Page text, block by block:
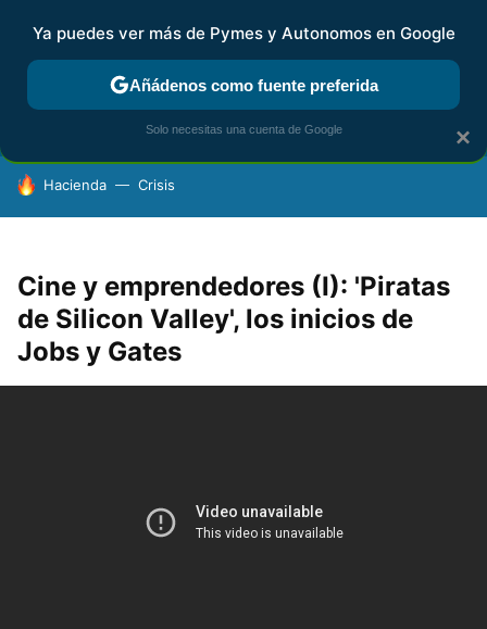
FISCALIDAD Y CONTABILIDAD KIT DIGITAL RENTA
HOY SE HABLA DE
Hacienda Crisis
Cine y emprendedores (I): 'Piratas
de Silicon Valley', los inicios de
Jobs y Gates
×
Ya puedes ver más de Pymes y Autonomos en Google
Añádenos como fuente preferida
Solo necesitas una cuenta de Google